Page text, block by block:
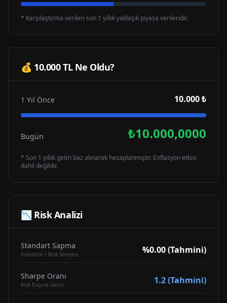
* Karşılaştırma verileri son 1 yıllık yaklaşık piyasa verileridir.
💰 10.000 TL Ne Oldu?
1 Yıl Önce 10.000 ₺
Bugün ₺10.000,0000
* Son 1 yıllık getiri baz alınarak hesaplanmıştır. Enflasyon etkisi
dahil değildir.
📉 Risk Analizi
Standart Sapma
Volatilite / Risk Seviyesi %0.00 (Tahmini)
Sharpe Oranı
Risk Başına Getiri 1.2 (Tahmini)